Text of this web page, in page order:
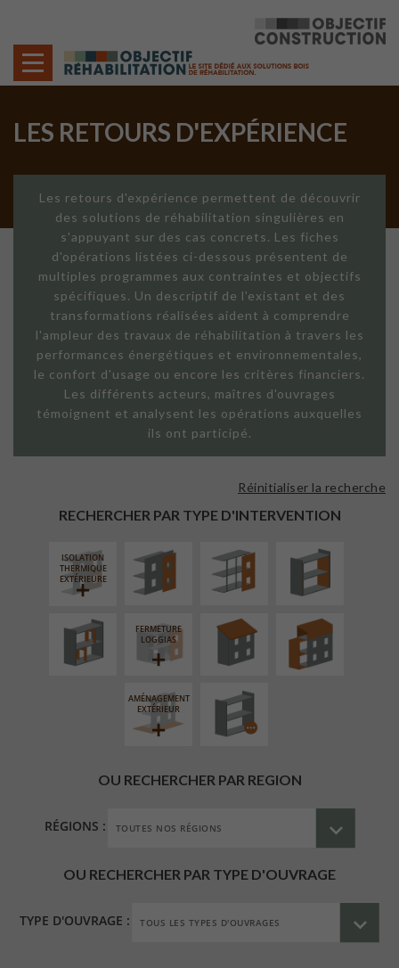
LES RETOURS D'EXPÉRIENCE
Les retours d'expérience permettent de découvrir
des solutions de réhabilitation singulières en
s'appuyant sur des cas concrets. Les fiches
d'opérations listées ci-dessous présentent de
multiples programmes aux contraintes et objectifs
spécifiques. Un descriptif de l'existant et des
transformations réalisées aident à comprendre
l'ampleur des travaux de réhabilitation à travers les
performances énergétiques et environnementales,
le confort d'usage ou encore les critères financiers.
Les différents acteurs, maîtres d'ouvrages
témoignent et analysent les opérations auxquelles
ils ont participé.
RECHERCHER PAR TYPE D'INTERVENTION
Réinitialiser la recherche
ISOLATION
THERMIQUE
EXTÉRIEURE
FAÇADE SUR
LINÉAIRE
ISOLATION
INTÉRIEURE
RÉAMÉNAGEMENT
INTÉRIEUR
FERMETURE
LOGGIAS
RÉFECTION DES
TOITURES
SURÉLÉVATION
EXTENSION
AMÉNAGEMENT
EXTÉRIEUR
PROCÉDÉ
PARTICULIER
OU RECHERCHER PAR REGION
RÉGIONS :
OU RECHERCHER PAR TYPE D'OUVRAGE
TYPE D'OUVRAGE :